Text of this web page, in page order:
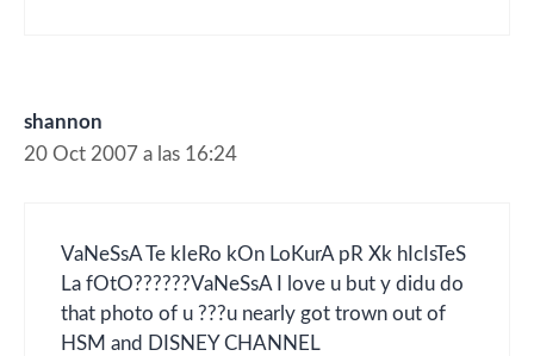
shannon
20 Oct 2007 a las 16:24
VaNeSsA Te kIeRo kOn LoKurA pR Xk hIcIsTeS
La fOtO??????VaNeSsA I love u but y didu do
that photo of u ???u nearly got trown out of
HSM and DISNEY CHANNEL